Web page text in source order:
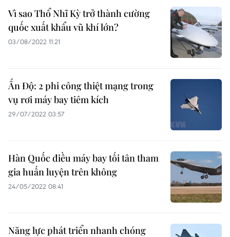
Vì sao Thổ Nhĩ Kỳ trở thành cường
quốc xuất khẩu vũ khí lớn?
03/08/2022 11:21
Ấn Độ: 2 phi công thiệt mạng trong
vụ rơi máy bay tiêm kích
29/07/2022 03:57
Hàn Quốc điều máy bay tối tân tham
gia huấn luyện trên không
24/05/2022 08:41
Năng lực phát triển nhanh chóng